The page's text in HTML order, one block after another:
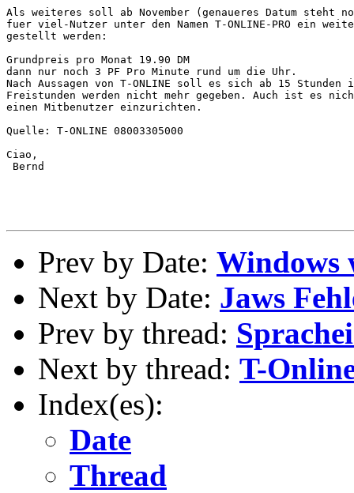
Als weiteres soll ab November (genaueres Datum steht
fuer viel-Nutzer unter den Namen T-ONLINE-PRO ein
gestellt werden:
Grundpreis pro Monat 19.90 DM
dann nur noch 3 PF Pro Minute rund um die Uhr.
Nach Aussagen von T-ONLINE soll es sich ab 15 Stunden
Freistunden werden nicht mehr gegeben. Auch ist es
einen Mitbenutzer einzurichten.
Quelle: T-ONLINE 08003305000
Ciao,
Bernd
Prev by Date: Windows
Next by Date: Jaws
Prev by thread:
Next by thread: T-
Index(es):
Date
Thread